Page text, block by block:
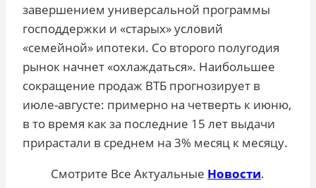
завершением универсальной программы
господдержки и «старых» условий
«семейной» ипотеки. Со второго полугодия
рынок начнет «охлаждаться». Наибольшее
сокращение продаж ВТБ прогнозирует в
июле-августе: примерно на четверть к июню,
в то время как за последние 15 лет выдачи
прирастали в среднем на 3% месяц к месяцу.
Смотрите Все Актуальные Новости.